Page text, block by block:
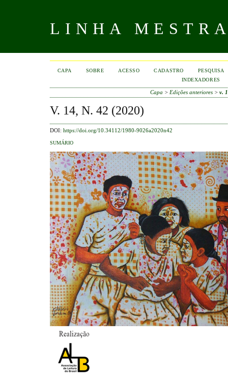
LINHA
CAPA SOBRE ACESSO CADASTRO
PESQUISA
INDEXADORES
Capa > Edições anteriores> v.
V. 14, N. 42 (2020)
DOI: https://doi.org/10.34112/1980-9026a2020n42
SUMÁRIO